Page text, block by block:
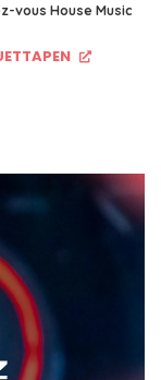
vous House Music